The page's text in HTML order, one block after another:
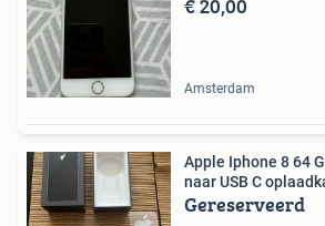
€ 20,00
Amsterdam
Apple Iphone 8 64
naar USB C
Gereserveerd